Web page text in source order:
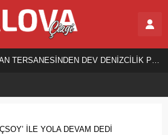
TERSANESİNDEN DEV DENİZCİLİK PROJESİ!
İLE YOLA DEVAM DEDİ